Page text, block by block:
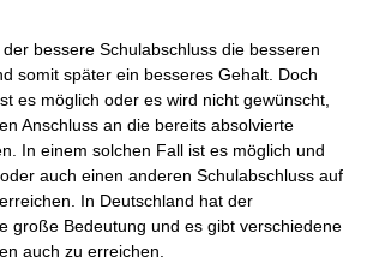
bessere Schulabschluss die besseren
somit später ein besseres Gehalt. Doch
es möglich oder es wird nicht gewünscht,
Anschluss an die bereits absolvierte
In einem solchen Fall ist es möglich und
auch einen anderen Schulabschluss auf
In Deutschland hat der
große Bedeutung und es gibt verschiedene
auch zu erreichen.